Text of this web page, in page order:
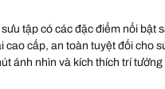
sưu tập có các đặc điểm nổi bật
cao cấp, an toàn tuyệt đối cho
ánh nhìn và kích thích trí